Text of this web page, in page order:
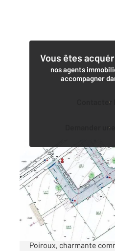
Vous êtes
nos agents
accompagner
Demander
POIROUX 85
383 m2
Ref : 2437
Terrain à vendre
66 000 €
Découvrez une
Poiroux, charmante